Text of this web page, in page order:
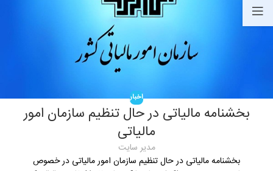
اخبار
بخشنامه مالیاتی در حال تنظیم سازمان امور
مالیاتی
مدیر سایت
بخشنامه مالیاتی در حال تنظیم سازمان امور مالیاتی در خصوص